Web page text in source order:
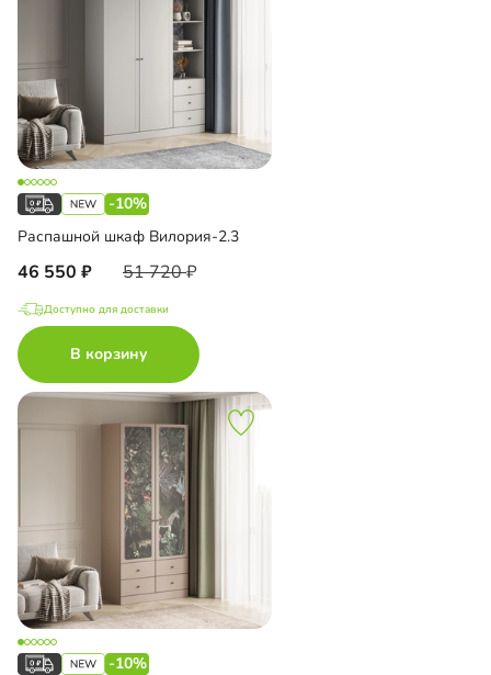
-10%
Распашной шкаф Вилория-2.3
46 550 51 720
Доступно для доставки
В корзину
-10%